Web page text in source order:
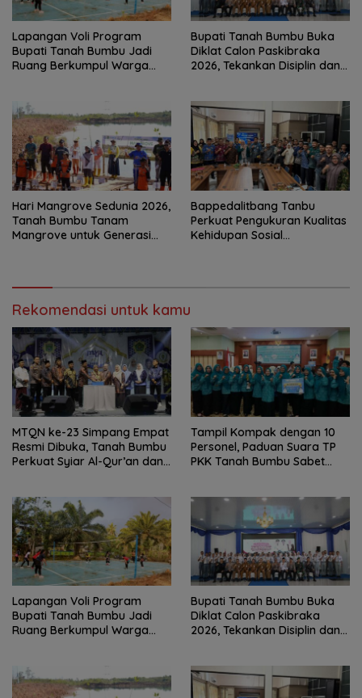
Lapangan Voli Program
Bupati Tanah Bumbu Jadi
Ruang Berkumpul Warga
Bupati Tanah Bumbu Buka
Diklat Calon Paskibraka
2026, Tekankan Disiplin dan
Hari Mangrove Sedunia 2026,
Tanah Bumbu Tanam
Mangrove untuk Generasi
Bappedalitbang Tanbu
Perkuat Pengukuran Kualitas
Kehidupan Sosial
Rekomendasi untuk kamu
MTQN ke-23 Simpang Empat
Resmi Dibuka, Tanah Bumbu
Perkuat Syiar Al-Qur’an dan
Tampil Kompak dengan 10
Personel, Paduan Suara TP
PKK Tanah Bumbu Sabet
Lapangan Voli Program
Bupati Tanah Bumbu Jadi
Ruang Berkumpul Warga
Bupati Tanah Bumbu Buka
Diklat Calon Paskibraka
2026, Tekankan Disiplin dan